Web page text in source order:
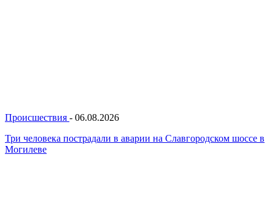
Происшествия - 06.08.2026
Три человека пострадали в аварии на Славгородском шоссе в
Могилеве